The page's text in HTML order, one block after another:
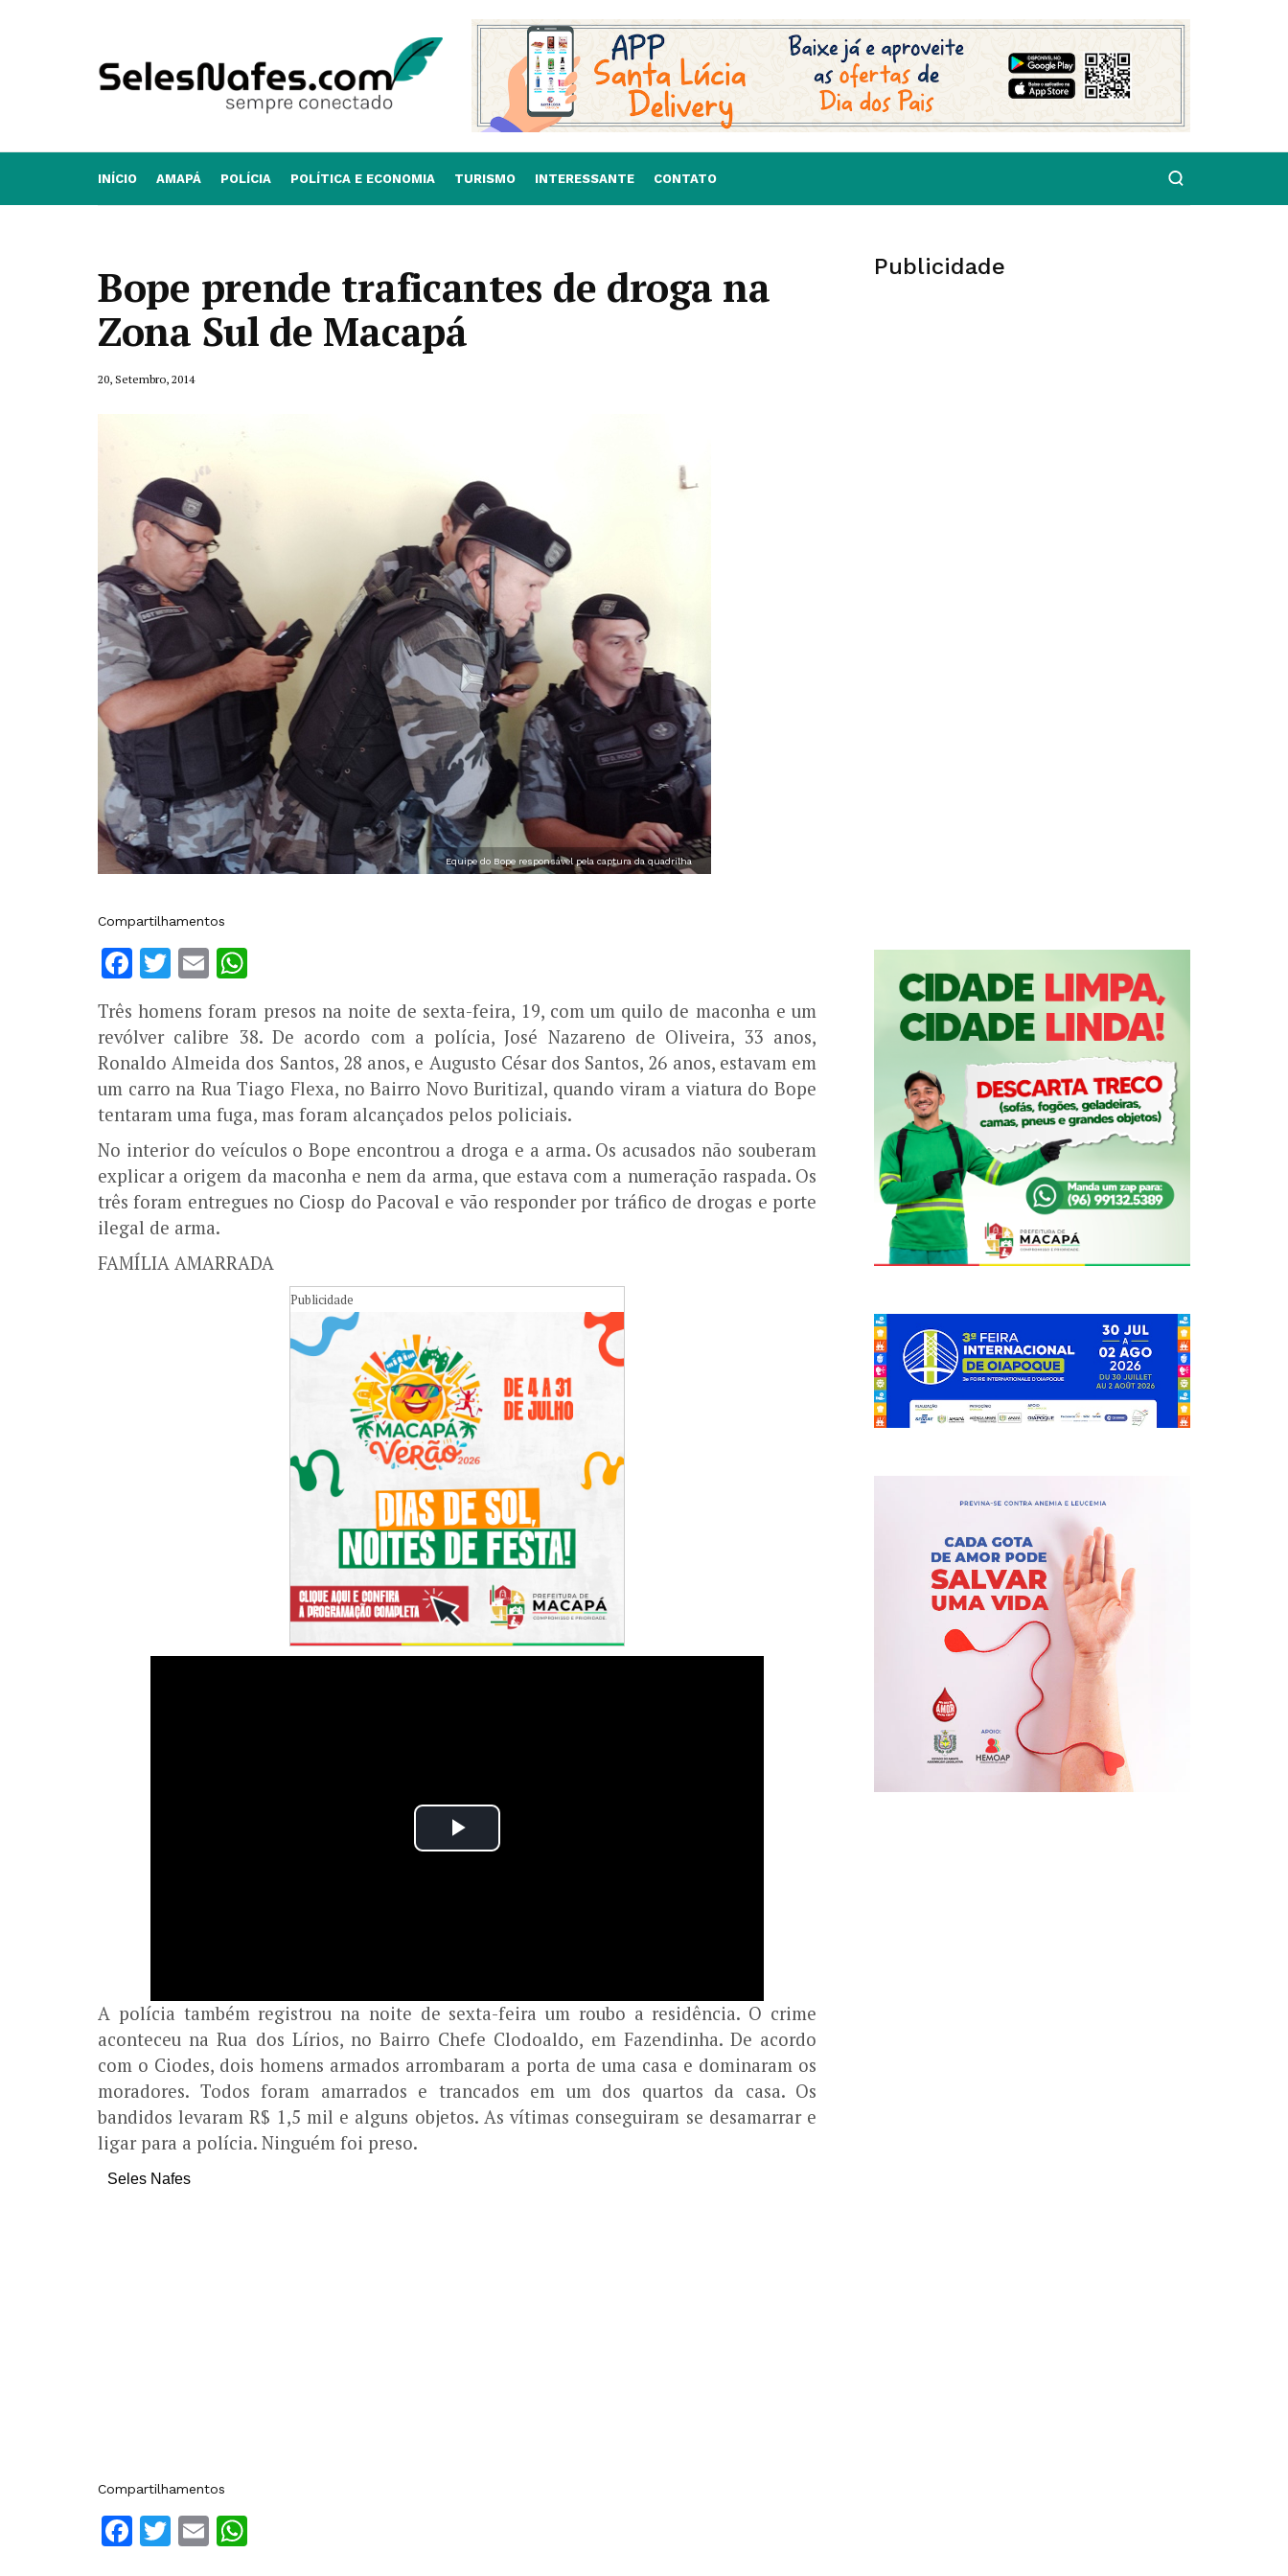
INÍCIO AMAPÁ POLÍCIA POLÍTICA E ECONOMIA TURISMO INTERESSANTE CONTATO
Bope prende traficantes de droga na
Zona Sul de Macapá
20, Setembro, 2014
Equipe do Bope responsável pela captura da quadrilha
Compartilhamentos
Facebook
Twitter
Email
Três homens foram presos na noite de sexta-feira, 19, com um quilo de maconha e um
revólver calibre 38. De acordo com a polícia, José Nazareno de Oliveira, 33 anos,
Ronaldo Almeida dos Santos, 28 anos, e Augusto César dos Santos, 26 anos, estavam em
um carro na Rua Tiago Flexa, no Bairro Novo Buritizal, quando viram a viatura do Bope
tentaram uma fuga, mas foram alcançados pelos policiais.
No interior do veículos o Bope encontrou a droga e a arma. Os acusados não souberam
explicar a origem da maconha e nem da arma, que estava com a numeração raspada. Os
três foram entregues no Ciosp do Pacoval e vão responder por tráfico de drogas e porte
ilegal de arma.
FAMÍLIA AMARRADA
Publicidade
A polícia também registrou na noite de sexta-feira um roubo a residência. O crime
aconteceu na Rua dos Lírios, no Bairro Chefe Clodoaldo, em Fazendinha. De acordo
com o Ciodes, dois homens armados arrombaram a porta de uma casa e dominaram os
moradores. Todos foram amarrados e trancados em um dos quartos da casa. Os
bandidos levaram R$ 1,5 mil e alguns objetos. As vítimas conseguiram se desamarrar e
ligar para a polícia. Ninguém foi preso.
Seles Nafes
Compartilhamentos
Facebook
Twitter
Email
Publicidade